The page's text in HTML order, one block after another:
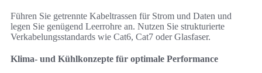
Führen Sie getrennte Kabeltrassen für Strom und Daten und
legen Sie genügend Leerrohre an. Nutzen Sie strukturierte
Verkabelungsstandards wie Cat6, Cat7 oder Glasfaser.
Klima- und Kühlkonzepte für optimale Performance